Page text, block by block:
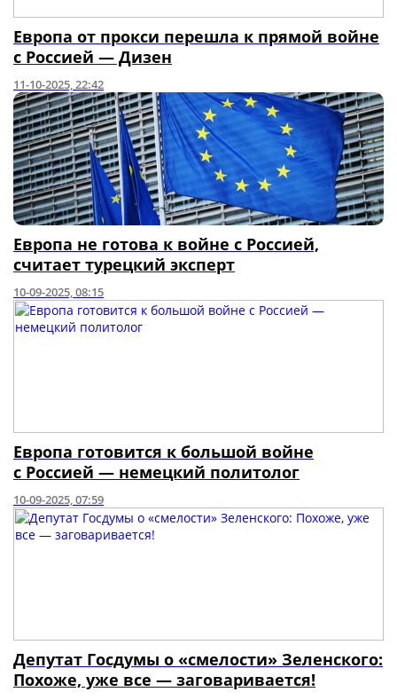
Европа от прокси перешла к прямой войне
с Россией — Дизен
11-10-2025, 22:42
Европа не готова к войне с Россией,
считает турецкий эксперт
10-09-2025, 08:15
Европа готовится к большой войне
с Россией — немецкий политолог
10-09-2025, 07:59
Депутат Госдумы о «смелости» Зеленского:
Похоже, уже все — заговаривается!